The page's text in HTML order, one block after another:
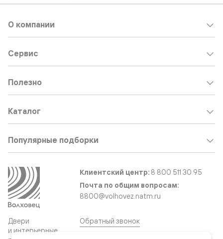
Двери
и интерьерные
О компании
Сервис
Полезно
Каталог
Популярные подборки
Клиентский центр: 8 800 511 30 95
Почта по общим вопросам:
8800@volhovez.natm.ru
Обратный звонок